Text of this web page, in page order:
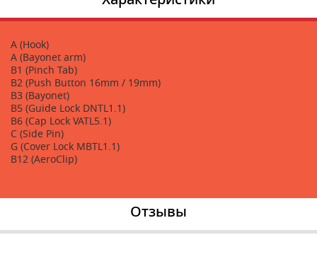
A (Hook)
A (Bayonet arm)
B1 (Pinch Tab)
B2 (Push Button 16mm / 19mm)
B3 (Bayonet)
B5 (Guide Lock DNTL1.1)
B6 (Cap Lock VATL5.1)
C (Side Pin)
G (Cover Lock MBTL1.1)
B12 (AeroClip)
Отзывы